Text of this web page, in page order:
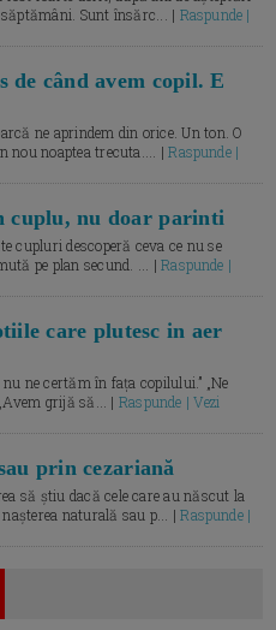
Sunt însărc... | Raspunde |
de când avem copil. E
ne aprindem din orice. Un ton. O
nou noaptea trecuta.... |Raspunde |
cuplu, nu doar parinti
cupluri descoperă ceva ce nu se
pe plan secund. ... |Raspunde |
care plutesc in aer
ne certăm în fața copilului.” „Ne
grijă să... | Raspunde | Vezi
prin cezariană
să știu dacă cele care au născut la
nașterea naturală sau p... |Raspunde |